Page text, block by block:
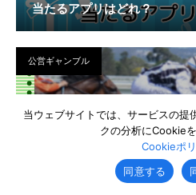
当たるアプリはどれ？
公営ギャンブル
WIN!競馬の情報は当たる？利
当ウェブサイトでは、サービスの提
クの分析にCookieを
Cookieポ
同意する